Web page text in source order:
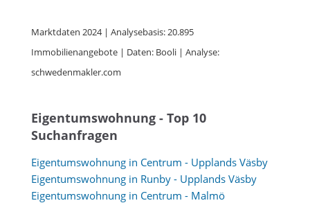
Marktdaten 2024 | Analysebasis: 20.895
Immobilienangebote | Daten: Booli | Analyse:
schwedenmakler.com
Eigentumswohnung - Top 10
Suchanfragen
Eigentumswohnung in Centrum - Upplands Väsby
Eigentumswohnung in Runby - Upplands Väsby
Eigentumswohnung in Centrum - Malmö